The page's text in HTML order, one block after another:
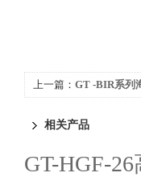
上一篇： GT -BIR系列
相关产品
GT-HGF-